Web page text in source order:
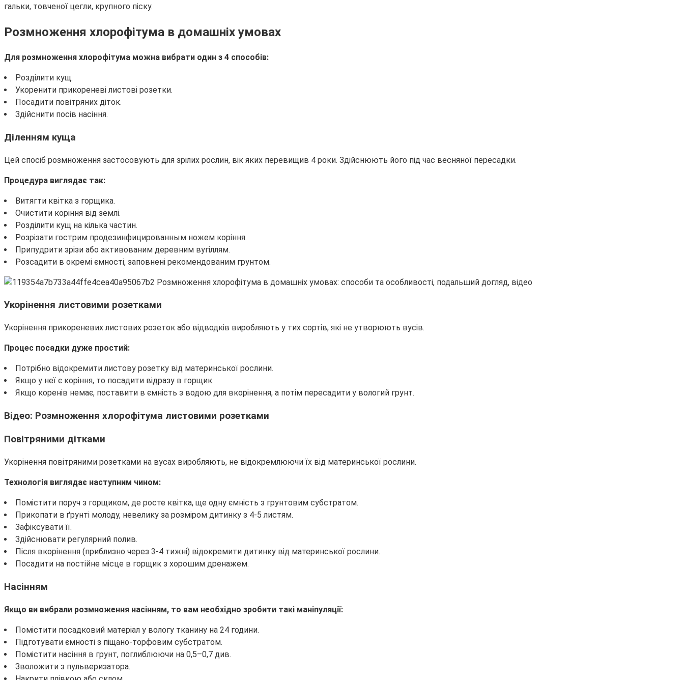
гальки, товченої цегли, крупного піску.
Розмноження хлорофітума в домашніх умовах
Для розмноження хлорофітума можна вибрати один з 4 способів:
Розділити кущ.
Укоренити прикореневі листові розетки.
Посадити повітряних діток.
Здійснити посів насіння.
Діленням куща
Цей спосіб розмноження застосовують для зрілих рослин, вік яких перевищив 4 роки. Здійснюють його під час весняної пересадки.
Процедура виглядає так:
Витягти квітка з горщика.
Очистити коріння від землі.
Розділити кущ на кілька частин.
Розрізати гострим продезинфицированным ножем коріння.
Припудрити зрізи або активованим деревним вугіллям.
Розсадити в окремі ємності, заповнені рекомендованим грунтом.
Укорінення листовими розетками
Укорінення прикореневих листових розеток або відводків виробляють у тих сортів, які не утворюють вусів.
Процес посадки дуже простий:
Потрібно відокремити листову розетку від материнської рослини.
Якщо у неї є коріння, то посадити відразу в горщик.
Якщо коренів немає, поставити в ємність з водою для вкорінення, а потім пересадити у вологий грунт.
Відео: Розмноження хлорофітума листовими розетками
Повітряними дітками
Укорінення повітряними розетками на вусах виробляють, не відокремлюючи їх від материнської рослини.
Технологія виглядає наступним чином:
Помістити поруч з горщиком, де росте квітка, ще одну ємність з грунтовим субстратом.
Прикопати в ґрунті молоду, невелику за розміром дитинку з 4-5 листям.
Зафіксувати її.
Здійснювати регулярний полив.
Після вкорінення (приблизно через 3-4 тижні) відокремити дитинку від материнської рослини.
Посадити на постійне місце в горщик з хорошим дренажем.
Насінням
Якщо ви вибрали розмноження насінням, то вам необхідно зробити такі маніпуляції:
Помістити посадковий матеріал у вологу тканину на 24 години.
Підготувати ємності з піщано-торфовим субстратом.
Помістити насіння в грунт, поглиблюючи на 0,5–0,7 див.
Зволожити з пульверизатора.